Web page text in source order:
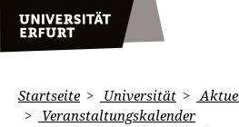
Startseite Universität
Veranstaltungskalender